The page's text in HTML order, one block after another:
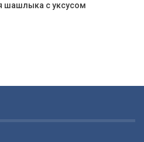
шашлыка с уксусом